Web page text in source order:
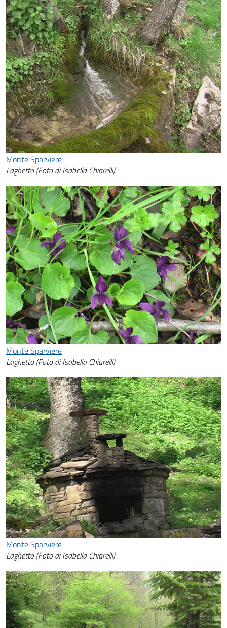
Monte Sparviere
Laghetto (Foto di Isabella Chiarelli)
Monte Sparviere
Laghetto (Foto di Isabella Chiarelli)
Monte Sparviere
Laghetto (Foto di Isabella Chiarelli)